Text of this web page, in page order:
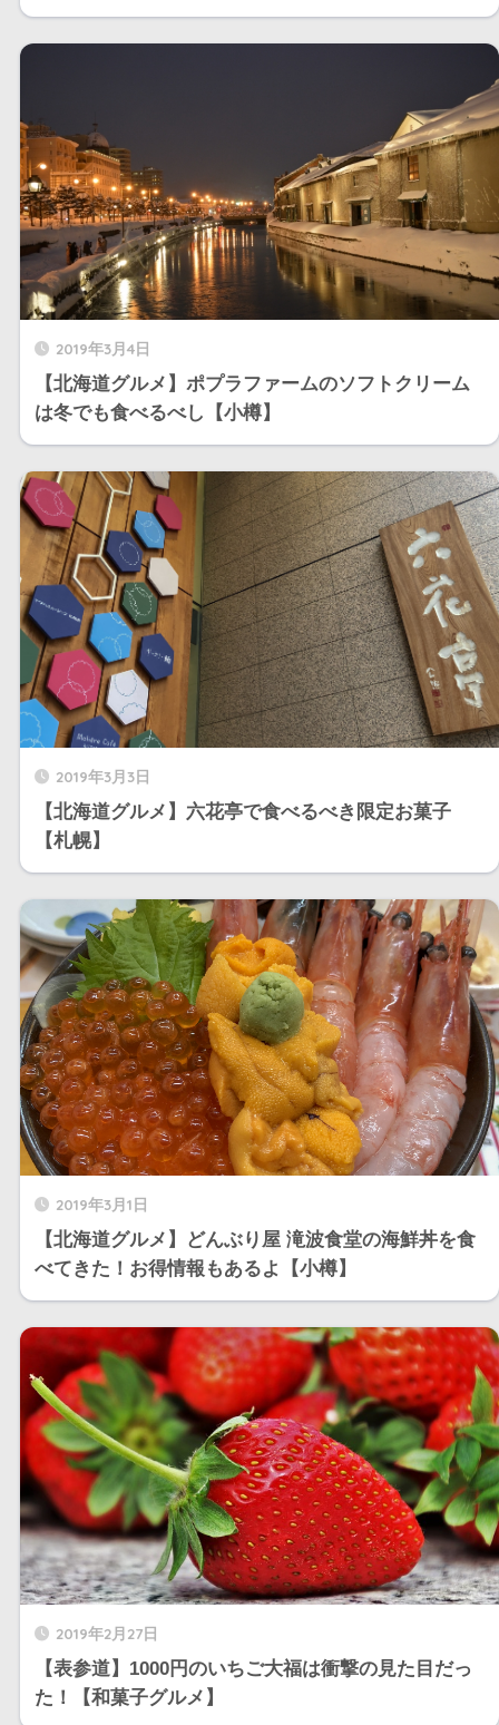
2019年3月4日
【北海道グルメ】ポプラファームのソフトクリーム
は冬でも食べるべし【小樽】
2019年3月3日
【北海道グルメ】六花亭で食べるべき限定お菓子
【札幌】
2019年3月1日
【北海道グルメ】どんぶり屋 滝波食堂の海鮮丼を食
べてきた！お得情報もあるよ【小樽】
2019年2月27日
【表参道】1000円のいちご大福は衝撃の見た目だっ
た！【和菓子グルメ】